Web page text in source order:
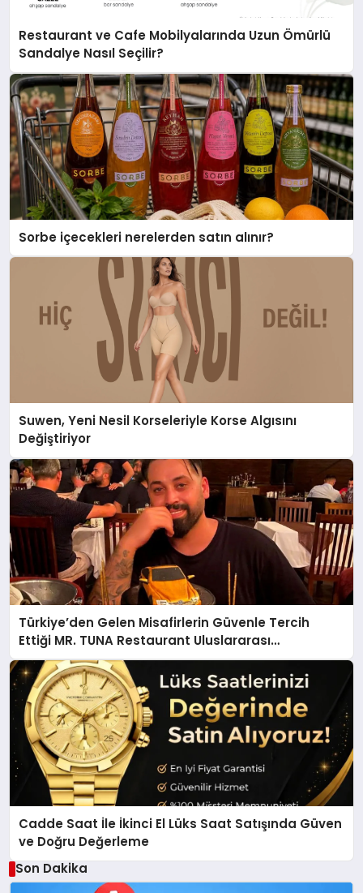
Restaurant ve Cafe Mobilyalarında Uzun Ömürlü
Sandalye Nasıl Seçilir?
Sorbe içecekleri nerelerden satın alınır?
Suwen, Yeni Nesil Korseleriyle Korse Algısını
Değiştiriyor
Türkiye’den Gelen Misafirlerin Güvenle Tercih
Ettiği MR. TUNA Restaurant Uluslararası
Başarısıyla Dikkat Çekiyor
Cadde Saat İle İkinci El Lüks Saat Satışında Güven
ve Doğru Değerleme
Son Dakika